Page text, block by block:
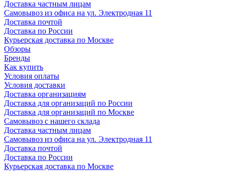
Доставка частным лицам
Самовывоз из офиса на ул. Электродная 11
Доставка почтой
Доставка по России
Курьерская доставка по Москве
Обзоры
Бренды
Как купить
Условия оплаты
Условия доставки
Доставка организациям
Доставка для организаций по России
Доставка для организаций по Москве
Самовывоз с нашего склада
Доставка частным лицам
Самовывоз из офиса на ул. Электродная 11
Доставка почтой
Доставка по России
Курьерская доставка по Москве